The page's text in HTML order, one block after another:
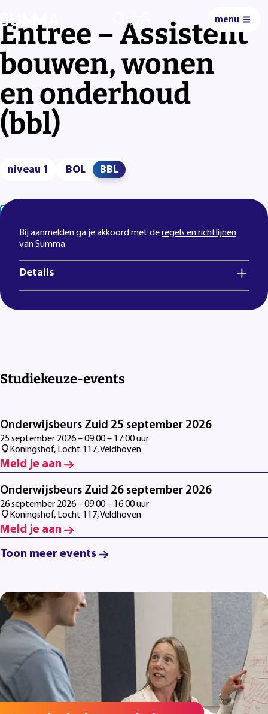
menu
Entree – Assistent
bouwen, wonen
en onderhoud
(bbl)
niveau 1 BOL BBL
Bij aanmelden ga je akkoord met deregels en richtlijnen
van Summa.
Details
Studiekeuze-events
Onderwijsbeurs Zuid 25 september 2026
25 september 2026 – 09:00 – 17:00 uur
Koningshof, Locht 117, Veldhoven
Meld je aan
Onderwijsbeurs Zuid 26 september 2026
26 september 2026 – 09:00 – 16:00 uur
Koningshof, Locht 117, Veldhoven
Meld je aan
Toon meer events